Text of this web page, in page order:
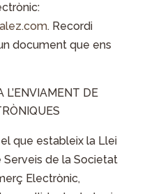
. Recordi
document que ens
L’ENVIAMENT DE
el que estableix la Llei
Serveis de la Societat
Electrònic,